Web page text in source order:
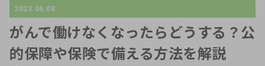
2023.06.08
がんで働けなくなったらどうする？公
的保障や保険で備える方法を解説